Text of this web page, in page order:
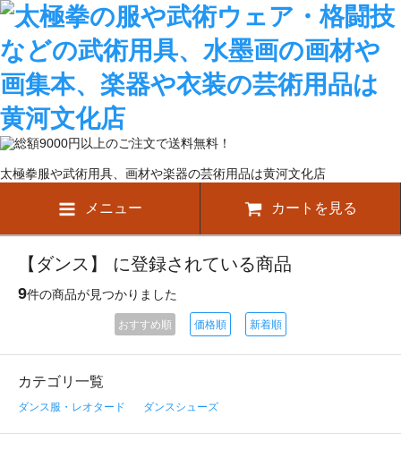
太極拳服や武術用具、画材や楽器の芸術用品は黄河文化店
メニュー カートを見る
【ダンス】 に登録されている商品
9件の商品が見つかりました
おすすめ順 価格順 新着順
カテゴリ一覧
ダンス服・レオタード ダンスシューズ